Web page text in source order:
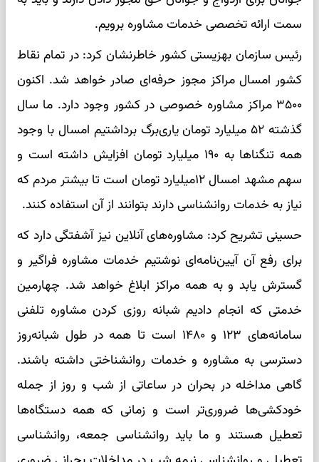
سمت ارائه تخصصی خدمات مشاوره برویم.
رئیس سازمان بهزیستی کشور خاطرنشان کرد: در تمام نقاط
کشور امسال مراکز مجوز حرفه‌ای صادر خواهد شد. اکنون
۳۵۰۰ مراکز مشاوره خصوصی در کشور وجود دارد. ما سال
گذشته ۵۲ میلیارد تومان یاری‌برگ برداشتیم امسال با وجود
همه تنگناها به ۱۹۰ میلیارد تومان افزایش داشته است و
سهم مشهد امسال ۱۲میلیارد تومان است تا بیشتر مردم که
نیاز به خدمات روانشناسی دارند بتوانند از آن استفاده کنند.
حسینی تشریح کرد: مشاور‌ه‌های آنلاین نیز آشفتگی دارد که
برای رفع آن آیین‌نامه‌ای نوشتیم خدمات مشاوره فراگیر و
گسترش یابد و به همه مراکز ابلاغ خواهد شد. چهارمین
خدمتی که انجام دادیم شبانه روزی کردن مشاوره تلفنی
سامانه‌های ۱۲۳ و ۱۴۸۰ است تا همه در طول شبانه‌روز
دسترسی به مشاوره و خدمات روانشناختی داشته باشند.
گاهی مداخله در بحران در ساعاتی از شب و روز از جمله
خودکشی‌ها ضروری‌تر است و زمانی که همه دستگاه‌ها
تعطیل هستند و ما باید روانشناسی جمعه، روانشناسی